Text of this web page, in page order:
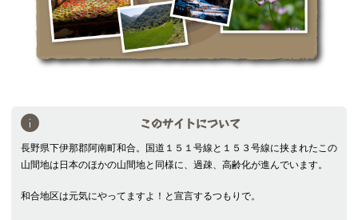
このサイトについて
長野県下伊那郡阿南町和合。国道１５１号線と１５３号線に挟まれたこの
山間地は日本のほかの山間地と同様に、過疎、高齢化が進んでいます。
和合地区は元気にやってますよ！と宣言するつもりで。